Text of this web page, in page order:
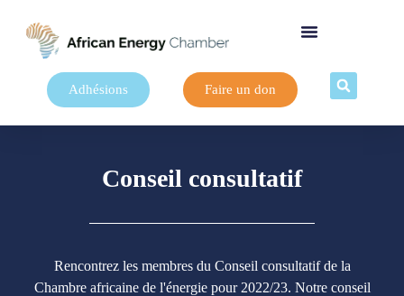
Adhésions Faire un don
Conseil consultatif
Rencontrez les membres du Conseil consultatif de la
Chambre africaine de l'énergie pour 2022/23. Notre conseil